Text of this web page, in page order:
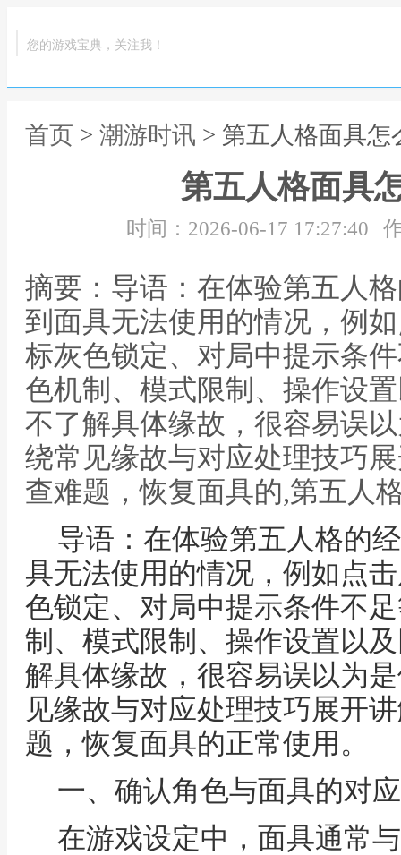
您的游戏宝典，关注我！
首页 > 潮游时讯 > 第五人格面具怎
第五人格面具
时间：2026-06-17 17:27:40
摘要：导语：在体验第五人
到面具无法使用的情况，例
标灰色锁定、对局中提示条
色机制、模式限制、操作设
不了解具体缘故，很容易误
绕常见缘故与对应处理技巧
查难题，恢复面具的,第五人
导语：在体验第五人格的
具无法使用的情况，例如点
色锁定、对局中提示条件不
制、模式限制、操作设置以
解具体缘故，很容易误以为
见缘故与对应处理技巧展开
题，恢复面具的正常使用。
一、确认角色与面具的对
在游戏设定中，面具通常